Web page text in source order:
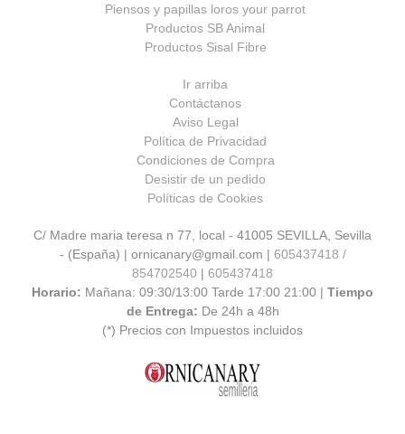
Piensos y papillas loros your parrot
Productos SB Animal
Productos Sisal Fibre
Ir arriba
Contáctanos
Aviso Legal
Política de Privacidad
Condiciones de Compra
Desistir de un pedido
Políticas de Cookies
C/ Madre maria teresa n 77, local - 41005 SEVILLA, Sevilla
- (España) | ornicanary@gmail.com | 605437418 /
854702540 | 605437418
Horario: Mañana: 09:30/13:00 Tarde 17:00 21:00 | Tiempo
de Entrega: De 24h a 48h
(*) Precios con Impuestos incluidos